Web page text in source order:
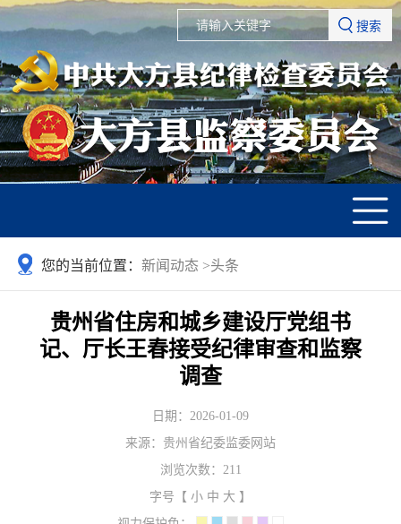
搜索
您的当前位置： 新闻动态 >头条
贵州省住房和城乡建设厅党组书
记、厅长王春接受纪律审查和监察
调查
日期：2026-01-09
来源：贵州省纪委监委网站
浏览次数： 211
字号【 小 中 大 】